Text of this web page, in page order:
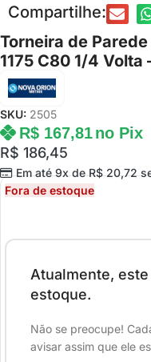
Compartilhe:
Torneira de
1175 C80 1/4 Volta
SKU: 2505
R$ 186,45
Em até 9x deR$20,72
R$167,81 no Pix
Fora de estoque
Atualmente,
estoque.
Não se preocupe!
avisar assim que ele